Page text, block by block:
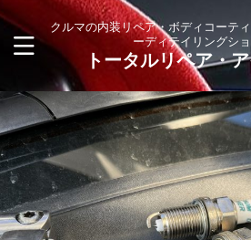
クルマの内装リペア・ボディコーテ
ーディテイリングシ
トータルリペア・